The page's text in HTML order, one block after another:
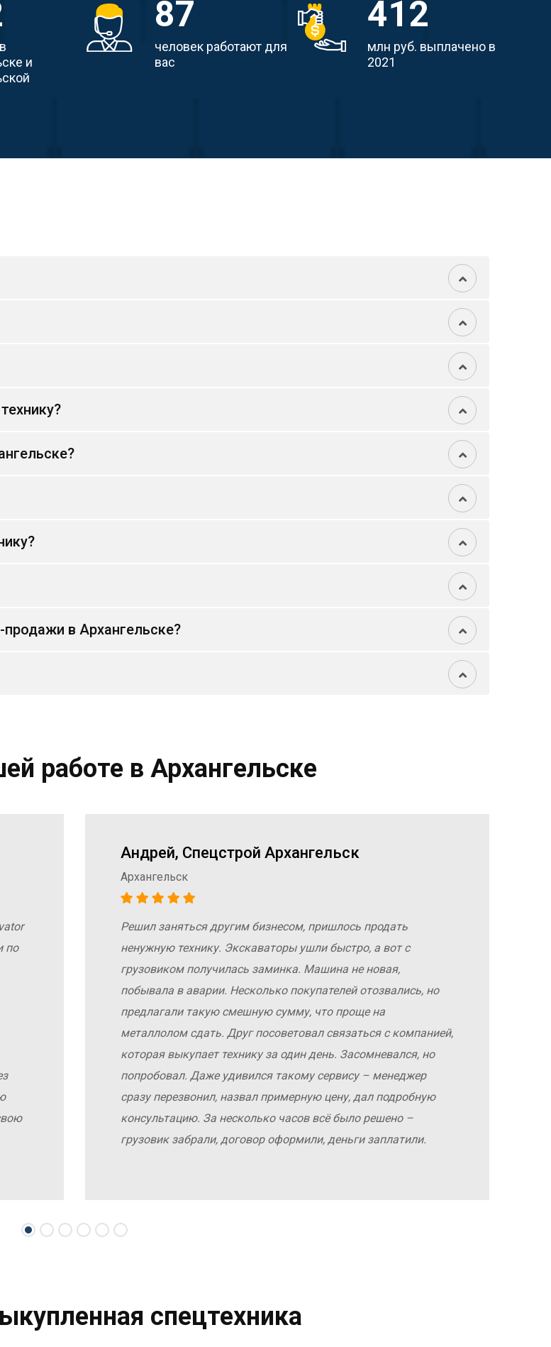
и
87
человек работают для
вас
412
млн руб. выплачено в
2021
в Архангельске?
работе в Архангельске
по
Андрей, Спецстрой Архангельск
Архангельск
Решил заняться другим бизнесом, пришлось продать
ненужную технику. Экскаваторы ушли быстро, а вот с
грузовиком получилась заминка. Машина не новая,
побывала в аварии. Несколько покупателей отозвались, но
предлагали такую смешную сумму, что проще на
металлолом сдать. Друг посоветовал связаться с компанией,
которая выкупает технику за один день. Засомневался, но
попробовал. Даже удивился такому сервису – менеджер
сразу перезвонил, назвал примерную цену, дал подробную
консультацию. За несколько часов всё было решено –
грузовик забрали, договор оформили, деньги заплатили.
спецтехника